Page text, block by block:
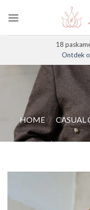
naar
18
Ontdek
HOME / CASUAL